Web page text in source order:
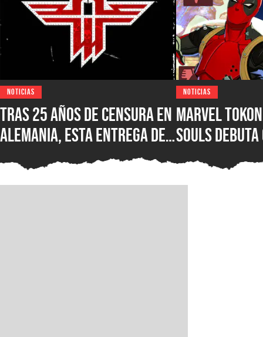
NOTICIAS
Tras 25 años de censura en
Alemania, esta entrega de
Wolfenstein por fin está
disponible en su versión
NOTICIAS
Marvel
Souls debuta
reseñas
Steam,